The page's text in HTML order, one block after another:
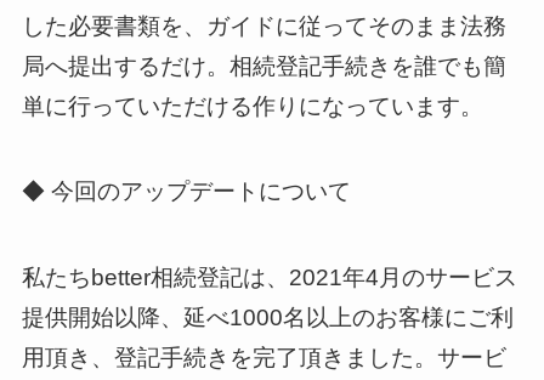
した必要書類を、ガイドに従ってそのまま法務
局へ提出するだけ。相続登記手続きを誰でも簡
単に行っていただける作りになっています。
◆ 今回のアップデートについて
私たちbetter相続登記は、2021年4月のサービス
提供開始以降、延べ1000名以上のお客様にご利
用頂き、登記手続きを完了頂きました。サービ